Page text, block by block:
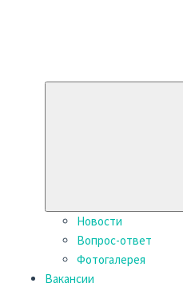
Новости
Вопрос-ответ
Фотогалерея
Вакансии